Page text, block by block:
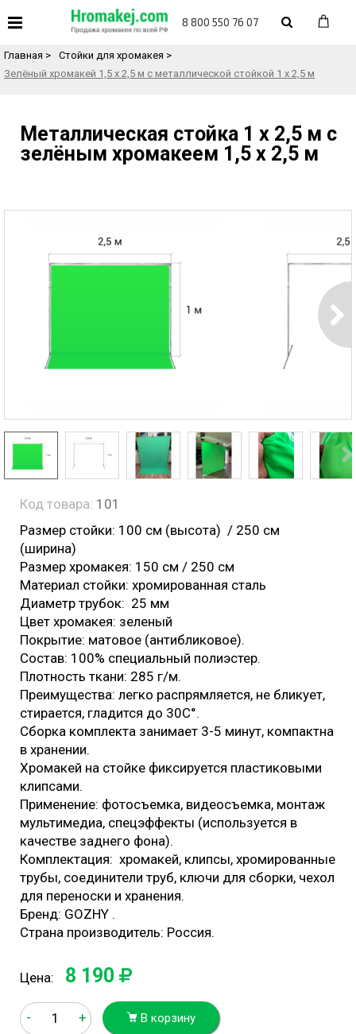
8 800 550 76 07
Назад в каталог товаров
Главная > Стойки для хромакея >
Зелёный хромакей 1,5 х 2,5 м с металлической стойкой 1 х 2,5 м
Металлическая стойка 1 х 2,5 м с
зелёным хромакеем 1,5 х 2,5 м
Код товара: 101
Размер стойки: 100 см (высота) / 250 см
(ширина)
Размер хромакея: 150 см / 250 см
Материал стойки: хромированная сталь
Диаметр трубок: 25 мм
Цвет хромакея: зеленый
Покрытие: матовое (антибликовое).
Состав: 100% специальный полиэстер.
Плотность ткани: 285 г/м.
Преимущества: легко распрямляется, не бликует,
стирается, гладится до 30С°.
Cборка комплекта занимает 3-5 минут, компактна
в хранении.
Хромакей на стойке фиксируется пластиковыми
клипсами.
Применение: фотосъемка, видеосъемка, монтаж
мультимедиа, спецэффекты (используется в
качестве заднего фона).
Комплектация: хромакей, клипсы, хромированные
трубы, соединители труб, ключи для сборки, чехол
для переноски и хранения.
Бренд: GOZHY .
Страна производитель: Россия.
Цена: 8 190
- + В корзину